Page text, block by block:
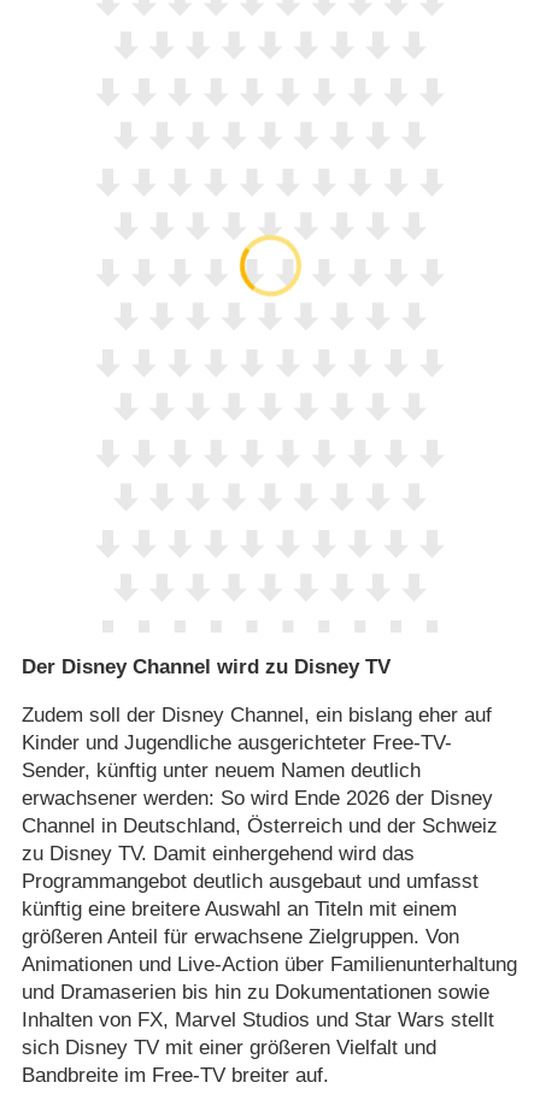
Der Disney Channel wird zu Disney TV
Zudem soll der Disney Channel, ein bislang eher auf
Kinder und Jugendliche ausgerichteter Free-TV-
Sender, künftig unter neuem Namen deutlich
erwachsener werden: So wird Ende 2026 der Disney
Channel in Deutschland, Österreich und der Schweiz
zu Disney TV. Damit einhergehend wird das
Programmangebot deutlich ausgebaut und umfasst
künftig eine breitere Auswahl an Titeln mit einem
größeren Anteil für erwachsene Zielgruppen. Von
Animationen und Live-Action über Familienunterhaltung
und Dramaserien bis hin zu Dokumentationen sowie
Inhalten von FX, Marvel Studios und Star Wars stellt
sich Disney TV mit einer größeren Vielfalt und
Bandbreite im Free-TV breiter auf.